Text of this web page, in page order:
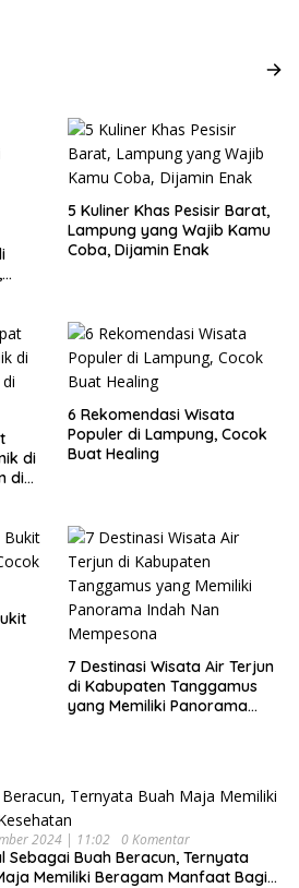
5 Kuliner Khas Pesisir Barat,
Lampung yang Wajib Kamu
Coba, Dijamin Enak
di
di
6 Rekomendasi Wisata
Populer di Lampung, Cocok
Buat Healing
7 Destinasi Wisata Air Terjun
di Kabupaten Tanggamus
yang Memiliki Panorama
2024 | 11:02 0 Komentar
Sebagai Buah Beracun, Ternyata
Memiliki Beragam Manfaat Bagi